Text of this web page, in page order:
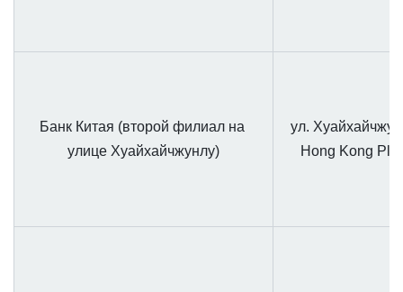
Банк Китая (второй филиал на
улице Хуайхайчжунлу)
ул.
Hong Kong